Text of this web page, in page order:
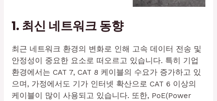
1. 최신 네트워크 동향
최근 네트워크 환경의 변화로 인해 고속 데이터 전송 및
안정성이 중요한 요소로 떠오르고 있습니다. 특히 기업
환경에서는 CAT 7, CAT 8 케이블의 수요가 증가하고 있
으며, 가정에서도 기가 인터넷 확산으로 CAT 6 이상의
케이블이 많이 사용되고 있습니다. 또한, PoE(Power